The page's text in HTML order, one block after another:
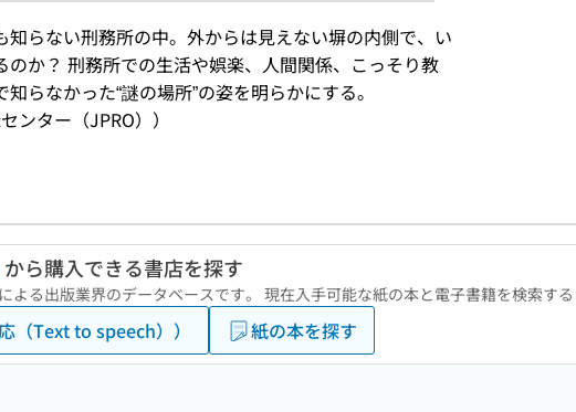
知らない刑務所の中。外からは見えない塀の内側で、い
のか？ 刑務所での生活や娯楽、人間関係、こっそり教
らなかった“謎の場所”の姿を明らかにする。
ンター（JPRO））
から購入できる書店を探す
よる出版業界のデータベースです。 現在入手可能な紙の本と電子書籍を検索する
（Text to speech）） 紙の本を探す